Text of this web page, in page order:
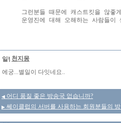
그런분들 때문에 캐스트킷을 않
천지몽
에궁...별일이 다잇네요..
◀ 어디 품질 좋은 방송국 없습니까?
▶ 쎄이클럽의 서버를 사용하는 회원분들의